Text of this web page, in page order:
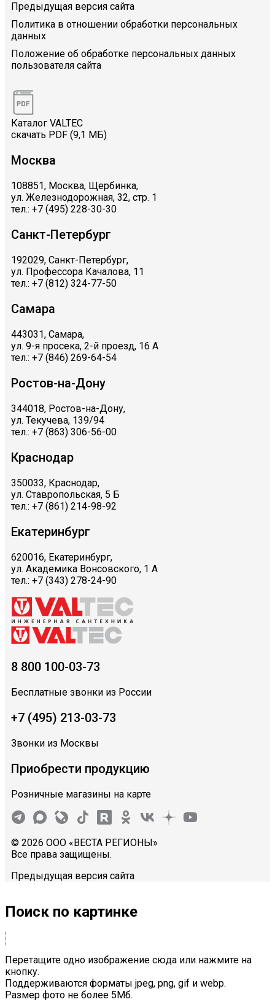
Предыдущая версия сайта
Политика в отношении обработки персональных
данных
Положение об обработке персональных данных
пользователя сайта
Каталог VALTEC
скачать PDF (9,1 МБ)
Москва
108851, Москва, Щербинка,
ул. Железнодорожная, 32, стр. 1
тел.: +7 (495) 228-30-30
Санкт-Петербург
192029, Санкт-Петербург,
ул. Профессора Качалова, 11
тел.: +7 (812) 324-77-50
Самара
443031, Самара,
ул. 9-я просека, 2-й проезд, 16 А
тел.: +7 (846) 269-64-54
Ростов-на-Дону
344018, Ростов-на-Дону,
ул. Текучева, 139/94
тел.: +7 (863) 306-56-00
Краснодар
350033, Краснодар,
ул. Ставропольская, 5 Б
тел.: +7 (861) 214-98-92
Екатеринбург
620016, Екатеринбург,
ул. Академика Вонсовского, 1 А
тел.: +7 (343) 278-24-90
8 800 100-03-73
Бесплатные звонки из России
+7 (495) 213-03-73
Звонки из Москвы
Приобрести продукцию
Розничные магазины на карте
© 2026 ООО «ВЕСТА РЕГИОНЫ»
Все права защищены.
Предыдущая версия сайта
Поиск по картинке
Перетащите одно изображение сюда или нажмите на
кнопку.
Поддерживаются форматы jpeg, png, gif и webp.
Размер фото не более 5Mб.